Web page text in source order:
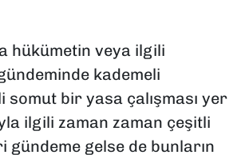
hükümetin veya ilgili
kademeli
somut bir yasa çalışması yer
ilgili zaman zaman çeşitli
gündeme gelse de bunların